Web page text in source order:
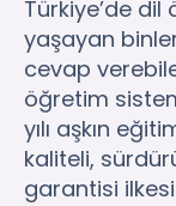
Türkiye’de
yaşayan
cevap
öğretim
yılı aşkın
kaliteli,
garantisi ilkesi